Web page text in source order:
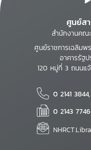
ศูนย์ส
สำนักงานคณ
ศูนย์ราชการเฉลิม
อาคารรัฐ
120 หมู่ที่ 3 ถนนแ
0 2141
0 2143 7746